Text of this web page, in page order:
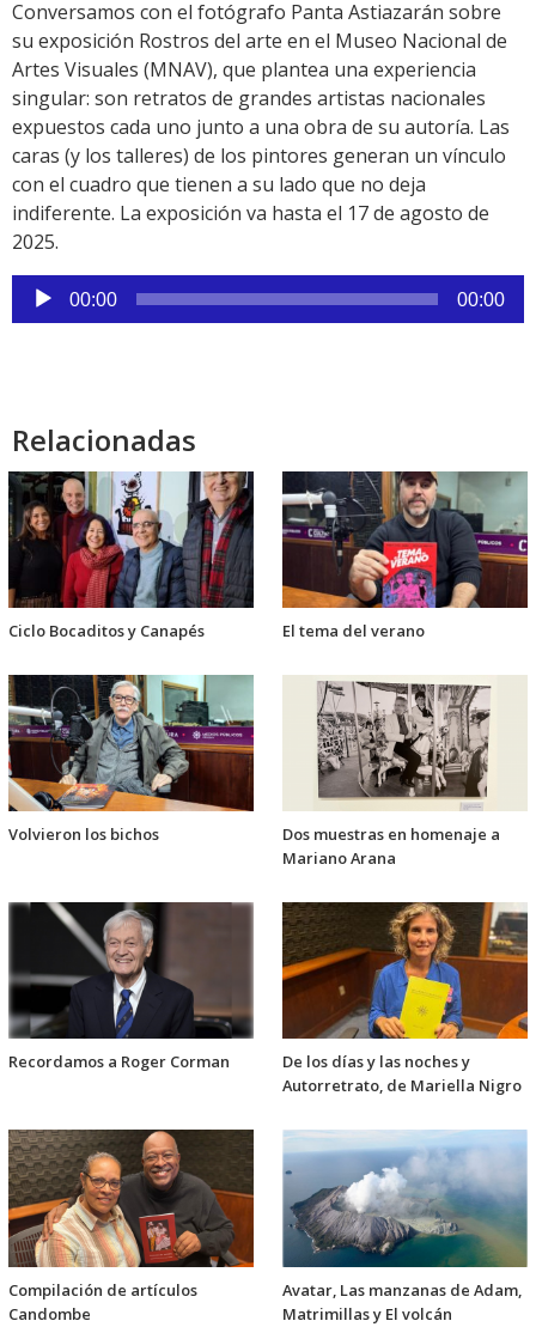
Link
Conversamos con el fotógrafo Panta Astiazarán sobre
su exposición Rostros del arte en el Museo Nacional de
Artes Visuales (MNAV), que plantea una experiencia
singular: son retratos de grandes artistas nacionales
expuestos cada uno junto a una obra de su autoría. Las
caras (y los talleres) de los pintores generan un vínculo
con el cuadro que tienen a su lado que no deja
indiferente. La exposición va hasta el 17 de agosto de
2025.
Reproductor
de
00:00 00:00
Relacionadas
Ciclo Bocaditos y Canapés El tema del verano
Volvieron los bichos
Dos muestras en homenaje a
Mariano Arana
Recordamos a Roger Corman
De los días y las noches y
Autorretrato, de Mariella Nigro
Compilación de artículos
Candombe
Avatar, Las manzanas de Adam,
Matrimillas y El volcán